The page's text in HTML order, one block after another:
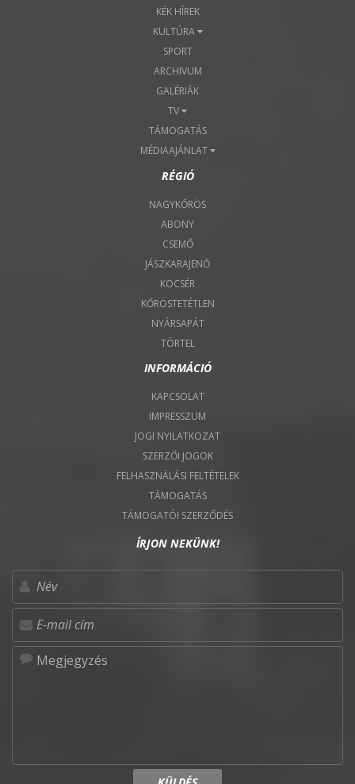
KÉK HÍREK
KULTÚRA
SPORT
ARCHIVUM
GALÉRIÁK
TV
TÁMOGATÁS
MÉDIAAJÁNLAT
RÉGIÓ
NAGYKŐRÖS
ABONY
CSEMŐ
JÁSZKARAJENŐ
KOCSÉR
KŐRÖSTETÉTLEN
NYÁRSAPÁT
TÖRTEL
INFORMÁCIÓ
KAPCSOLAT
IMPRESSZUM
JOGI NYILATKOZAT
SZERZŐI JOGOK
FELHASZNÁLÁSI FELTÉTELEK
TÁMOGATÁS
TÁMOGATÓI SZERZŐDÉS
ÍRJON NEKÜNK!